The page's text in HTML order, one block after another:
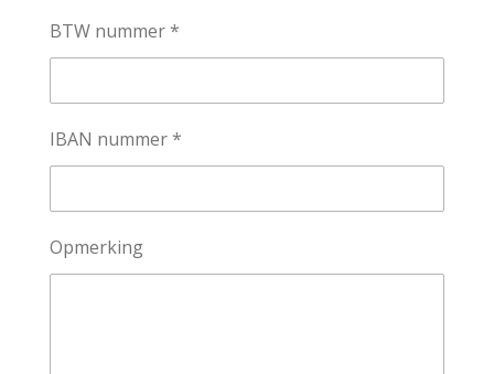
BTW nummer *
IBAN nummer *
Opmerking